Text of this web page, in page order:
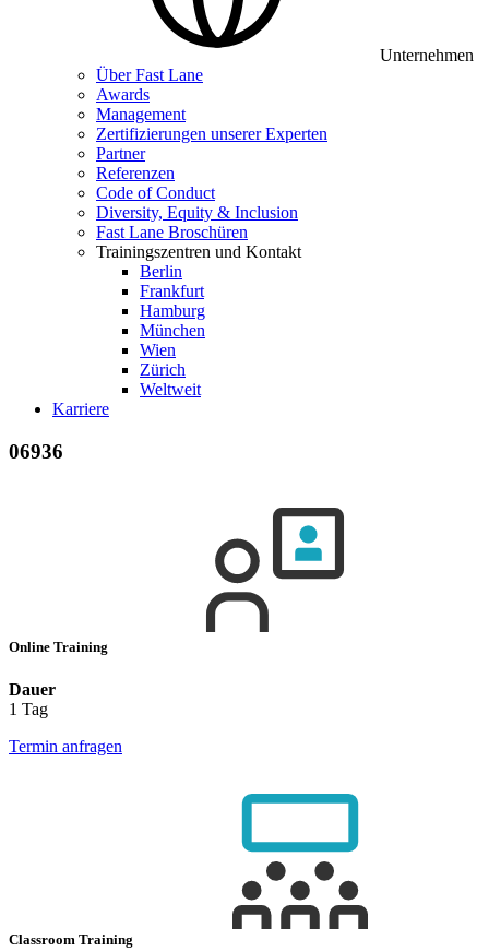
Unternehmen
Über Fast Lane
Awards
Management
Zertifizierungen unserer Experten
Partner
Referenzen
Code of Conduct
Diversity, Equity & Inclusion
Fast Lane Broschüren
Trainingszentren und Kontakt
Berlin
Frankfurt
Hamburg
München
Wien
Zürich
Weltweit
Karriere
06936
Online Training
Dauer
1 Tag
Termin anfragen
Classroom Training